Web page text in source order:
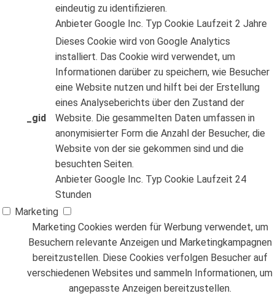
eindeutig zu identifizieren.
Anbieter Google Inc. Typ Cookie Laufzeit 2 Jahre
_gid
Dieses Cookie wird von Google Analytics
installiert. Das Cookie wird verwendet, um
Informationen darüber zu speichern, wie Besucher
eine Website nutzen und hilft bei der Erstellung
eines Analyseberichts über den Zustand der
Website. Die gesammelten Daten umfassen in
anonymisierter Form die Anzahl der Besucher, die
Website von der sie gekommen sind und die
besuchten Seiten.
Anbieter Google Inc. Typ Cookie Laufzeit 24
Stunden
Marketing
Marketing Cookies werden für Werbung verwendet, um
Besuchern relevante Anzeigen und Marketingkampagnen
bereitzustellen. Diese Cookies verfolgen Besucher auf
verschiedenen Websites und sammeln Informationen, um
angepasste Anzeigen bereitzustellen.